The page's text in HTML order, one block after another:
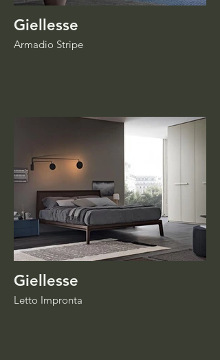
Giellesse
Armadio Stripe
Giellesse
Letto Impronta